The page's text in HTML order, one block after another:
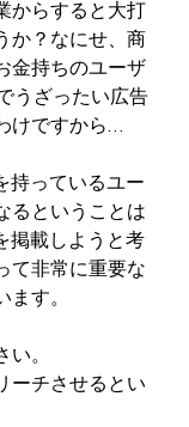
からすると大打
か？なにせ、商
金持ちのユーザ
うざったい広告
けですから…
持っているユー
るということは
掲載しようと考
て非常に重要な
ます。
い。
ーチさせるとい